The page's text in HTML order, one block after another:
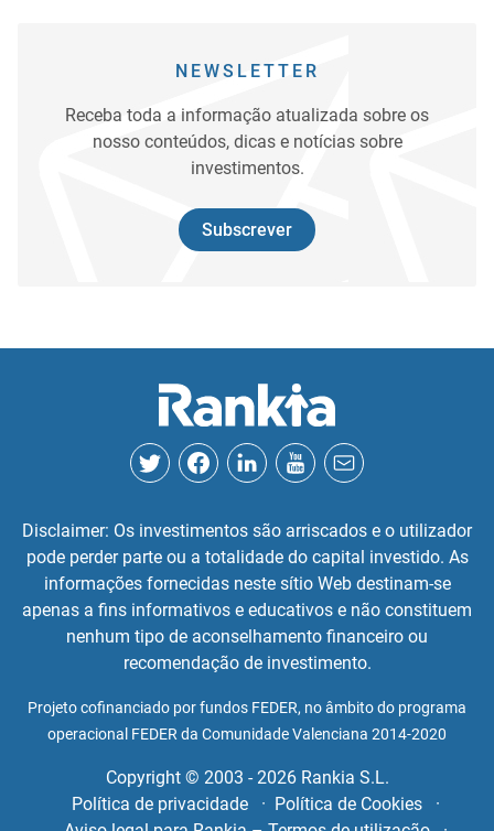
NEWSLETTER
Receba toda a informação atualizada sobre os
nosso conteúdos, dicas e notícias sobre
investimentos.
Subscrever
Disclaimer: Os investimentos são arriscados e o utilizador
pode perder parte ou a totalidade do capital investido. As
informações fornecidas neste sítio Web destinam-se
apenas a fins informativos e educativos e não constituem
nenhum tipo de aconselhamento financeiro ou
recomendação de investimento.
Projeto cofinanciado por fundos FEDER, no âmbito do programa
operacional FEDER da Comunidade Valenciana 2014-2020
Copyright © 2003 - 2026 Rankia S.L.
Política de privacidade
Política de Cookies